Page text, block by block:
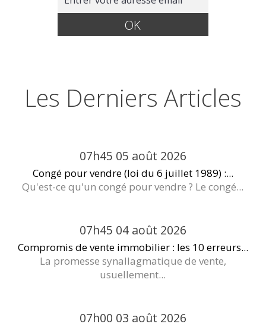
Les Derniers Articles
07h45 05 août 2026
Congé pour vendre (loi du 6 juillet 1989) :...
Qu'est-ce qu'un congé pour vendre ? Le congé...
07h45 04 août 2026
Compromis de vente immobilier : les 10 erreurs...
La promesse synallagmatique de vente,
usuellement...
07h00 03 août 2026